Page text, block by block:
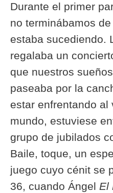
Durante el primer
no terminábamos
estaba sucediendo.
regalaba un
que nuestros
paseaba por la
estar enfrentando al
mundo, estuviese
grupo de jubilados
Baile, toque, un
juego cuyo cénit se
36, cuando Ángel El